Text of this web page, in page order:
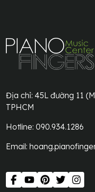
Địa chỉ: 45L đường 11
TPHCM
Hotline: 090.934.1286
Email: